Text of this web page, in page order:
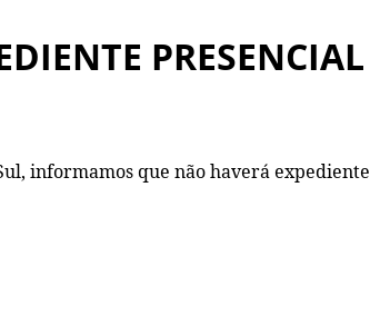
PRESENCIAL
informamos que não haverá expediente